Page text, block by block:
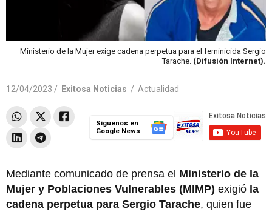
Ministerio de la Mujer exige cadena perpetua para el feminicida Sergio
Tarache. (Difusión Internet).
12/04/2023 / Exitosa Noticias / Actualidad
Síguenos en
Google News
Mediante comunicado de prensa el Ministerio de la
Mujer y Poblaciones Vulnerables (MIMP) exigió la
cadena perpetua para Sergio Tarache, quien fue